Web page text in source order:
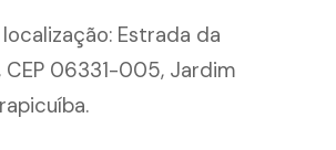
Estrada da
CEP 06331-005, Jardim